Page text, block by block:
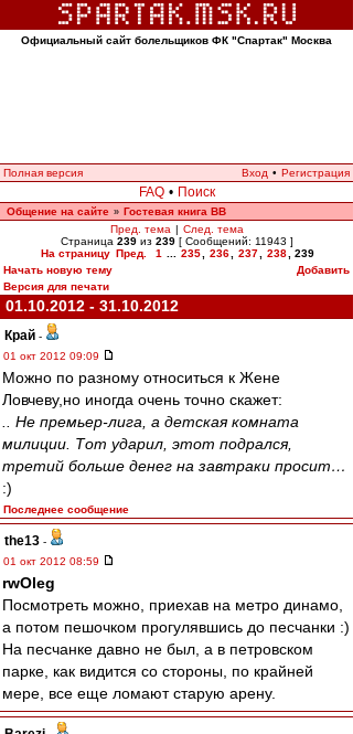
Официальный сайт болельщиков ФК "Спартак" Москва
Полная версия Вход • Регистрация
FAQ • Поиск
Общение на сайте » Гостевая книга ВВ
Пред. тема | След. тема
Страница 239из 239[ Сообщений: 11943 ]
На страницу Пред. 1 235 236 237 238
239
Начать новую тему
Добавить
Версия для печати
01.10.2012 - 31.10.2012
Край -
01 окт 2012 09:09
Можно по разному относиться к Жене
Ловчеву,но иногда очень точно скажет:
.. Не премьер-лига, а детская комната
милиции. Тот ударил, этот подрался,
третий больше денег на завтраки просит…
:)
Последнее сообщение
the13 -
01 окт 2012 08:59
rwOleg
Посмотреть можно, приехав на метро динамо,
а потом пешочком прогулявшись до песчанки :)
На песчанке давно не был, а в петровском
парке, как видится со стороны, по крайней
мере, все еще ломают старую арену.